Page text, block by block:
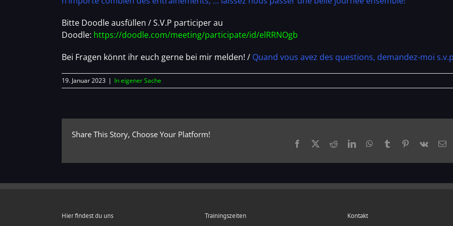
Bitte Doodle ausfüllen / S.V.P participer au
Doodle: https://doodle.com/meeting/participate/id/elRRNOgb
Bei Fragen könnt ihr euch gerne bei mir melden! / Quand vous avez des questions, demandez-moi
19. Januar 2023 | In eigener Sache
Share This Story, Choose Your Platform!
Facebook RedditLinkedInWhatsApp
Tumblr Pinterest
Vk
E-
Hier findest du uns Trainingszeiten Kontakt